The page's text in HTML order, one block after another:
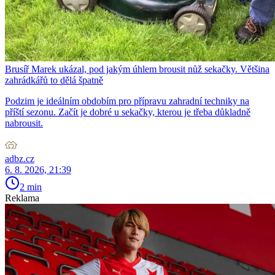
Brusíř Marek ukázal, pod jakým úhlem brousit nůž sekačky. Většina
zahrádkářů to dělá špatně
Podzim je ideálním obdobím pro přípravu zahradní techniky na
příští sezonu. Začít je dobré u sekačky, kterou je třeba důkladně
nabrousit.
adbz.cz
6. 8. 2026, 21:39
2 min
Reklama